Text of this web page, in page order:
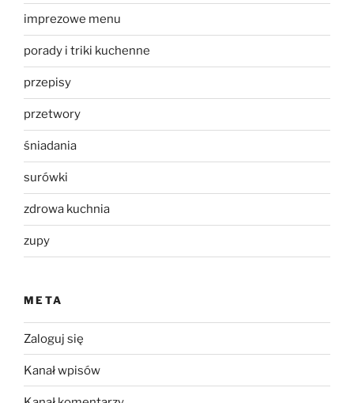
imprezowe menu
porady i triki kuchenne
przepisy
przetwory
śniadania
surówki
zdrowa kuchnia
zupy
META
Zaloguj się
Kanał wpisów